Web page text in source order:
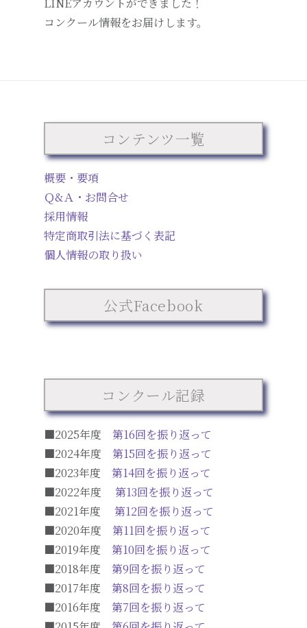
コンクール情報をお届けします。
コンテンツ一覧
概要・要項
Ｑ&Ａ・お問合せ
採用情報
特定商取引法に基づく表記
個人情報の取り扱い
公式Facebook
コンクール記録
■2025年度 第16回を振り返って
■2024年度 第15回を振り返って
■2023年度 第14回を振り返って
■2022年度 第13回を振り返って
■2021年度 第12回を振り返って
■2020年度 第11回を振り返って
■2019年度 第10回を振り返って
■2018年度 第9回を振り返って
■2017年度 第8回を振り返って
■2016年度 第7回を振り返って